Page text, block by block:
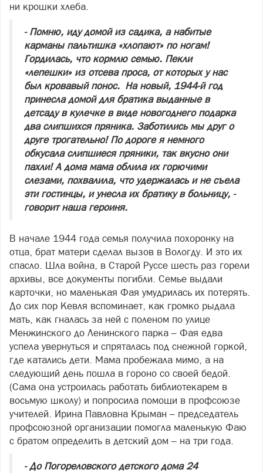
ни крошки хлеба.
- Помню, иду домой из садика, а набитые
карманы пальтишка «хлопают» по ногам!
Гордилась, что кормлю семью. Пекли
«лепешки» из отсева проса, от которых у нас
был кровавый понос. На новый, 1944-й год
принесла домой для братика выданные в
детсаду в кулечке в виде новогоднего подарка
два слипшихся пряника. Заботились мы друг о
друге трогательно! По дороге я немного
обкусала слипшиеся пряники, так вкусно они
пахли! А дома мама облила их горючими
слезами, похвалила, что удержалась и не съела
эти гостинцы, и унесла их братику в больницу, -
говорит наша героиня.
В начале 1944 года семья получила похоронку на
отца, брат матери сделал вызов в Вологду. И это их
спасло. Шла война, в Старой Руссе шесть раз горели
архивы, все документы погибли. Семье выдали
карточки, но маленькая Фая умудрилась их потерять.
До сих пор Кевля вспоминает, как громко рыдала
мать, как гналась за ней с поленом по улице
Менжинского до Ленинского парка – Фая едва
успела увернуться и спряталась под снежной горкой,
где катались дети. Мама пробежала мимо, а на
следующий день пошла в гороно со своей бедой.
(Сама она устроилась работать библиотекарем в
восьмую школу) и попросила помощи в профсоюзе
учителей. Ирина Павловна Крыман – председатель
профсоюзной организации помогла маленькую Фаю
с братом определить в детский дом – на три года.
- До Погореловского детского дома 24